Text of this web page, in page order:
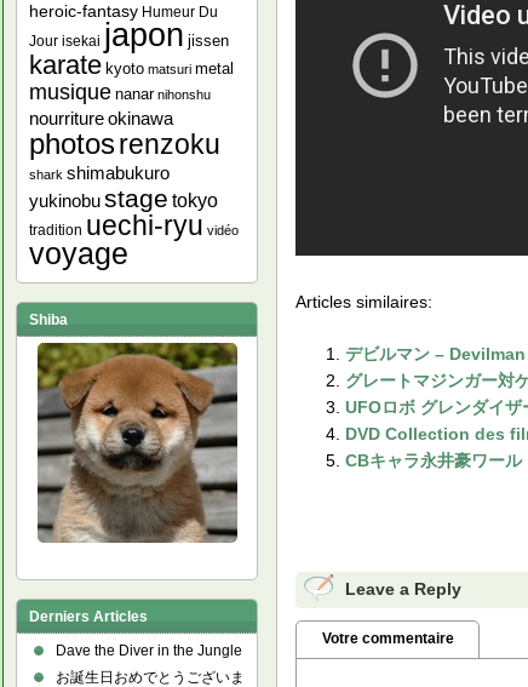
Articles similaires:
デビルマン – Devilman
グレートマジンガー
UFOロボ グレンダイ
DVD Collection des
CBキャラ永井豪ワー
Leave a Reply
Votre commentaire
heroic-fantasy Humeur Du
Jour isekai japon jissen
karate kyoto matsuri metal
musique nanar nihonshu
nourriture okinawa
photosrenzoku
shark shimabukuro
yukinobu stage tokyo
tradition uechi-ryu vidéo
voyage
Shiba
Derniers Articles
Dave the Diver in the Jungle
お誕生日おめでとうございま